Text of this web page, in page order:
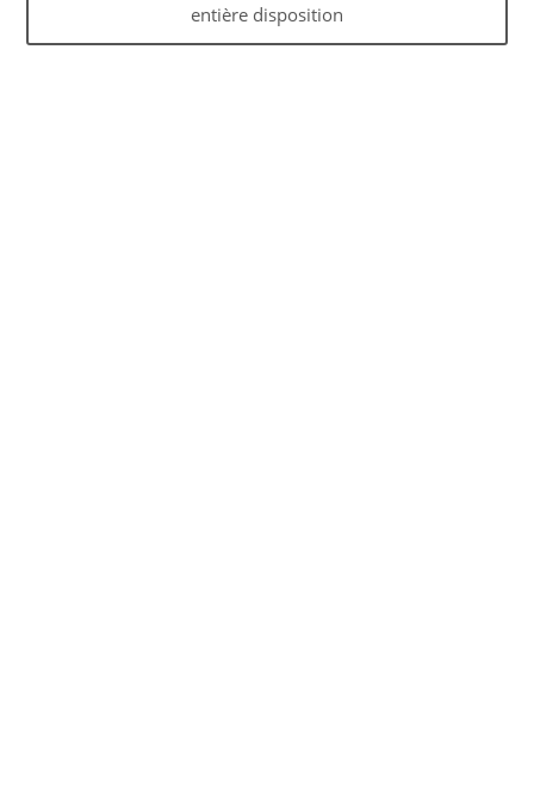
entière disposition